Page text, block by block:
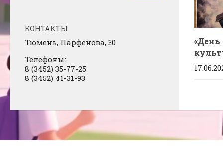
«День
КОНТАКТЫ
Тюмень, Парфенова, 30
Телефоны:
8 (3452) 35-77-25
8 (3452) 41-31-93